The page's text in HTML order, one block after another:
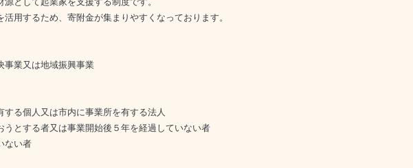
用するため、寄附金が集まりやすくなっております。
業又は地域振興事業
る個人又は市内に事業所を有する法人
とする者又は事業開始後５年を経過していない者
ない者